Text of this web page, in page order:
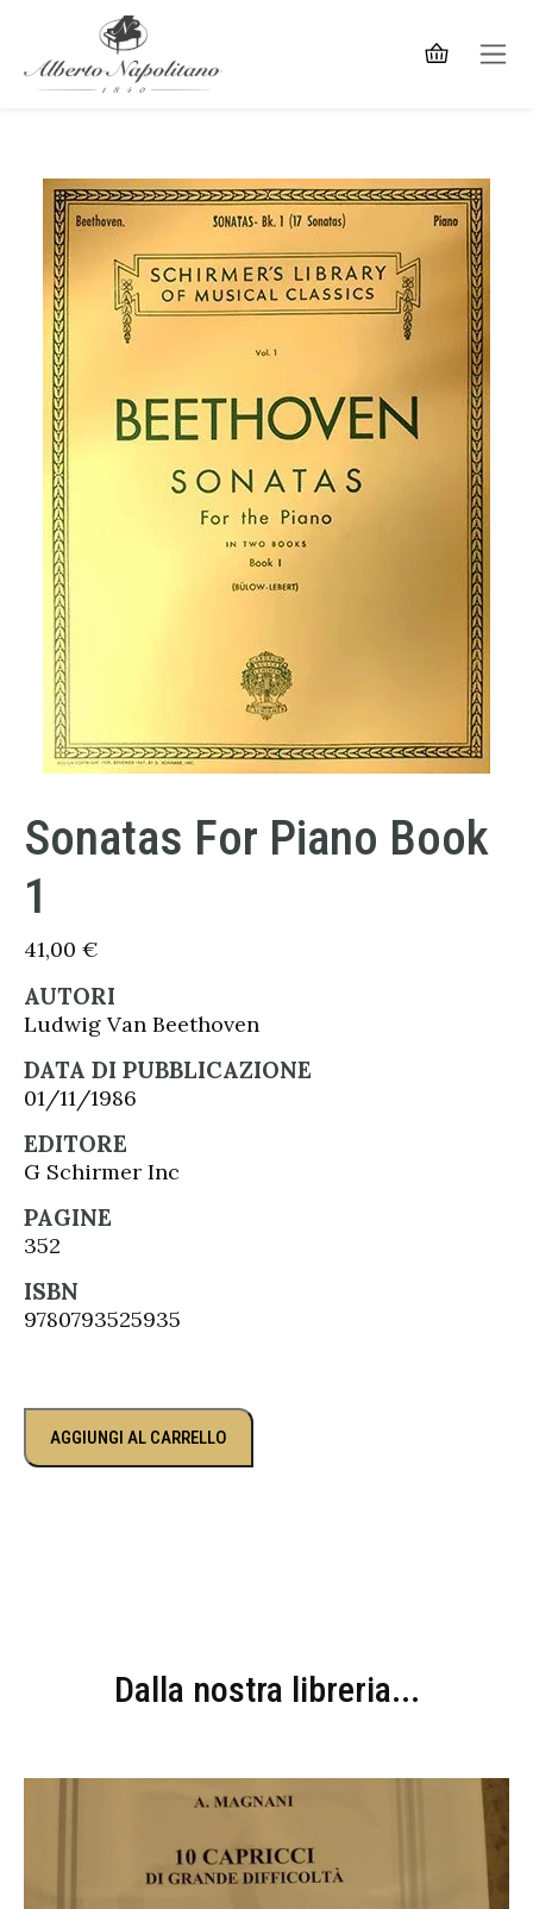
Sonatas For Piano Book
1
41,00 €
AUTORI
Ludwig Van Beethoven
DATA DI PUBBLICAZIONE
01/11/1986
EDITORE
G Schirmer Inc
PAGINE
352
ISBN
9780793525935
AGGIUNGI AL CARRELLO
Dalla nostra libreria...